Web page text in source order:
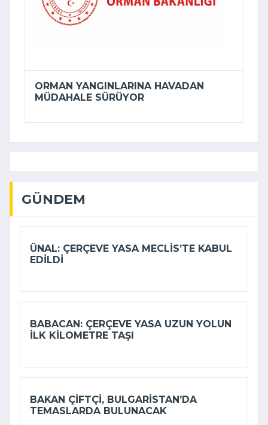
ORMAN YANGINLARINA HAVADAN
MÜDAHALE SÜRÜYOR
GÜNDEM
ÜNAL: ÇERÇEVE YASA MECLIS’TE KABUL
EDILDI
BABACAN: ÇERÇEVE YASA UZUN YOLUN
ILK KILOMETRE TAŞI
BAKAN ÇIFTÇI, BULGARISTAN’DA
TEMASLARDA BULUNACAK